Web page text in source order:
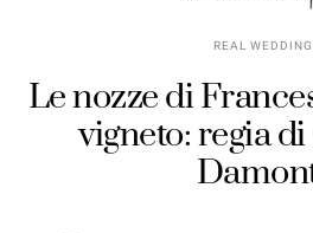
REAL WEDDING
Le nozze di
vigneto: regia